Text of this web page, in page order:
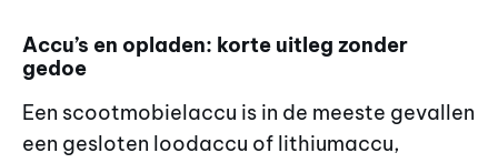
Accu’s en opladen: korte uitleg zonder
gedoe
Een scootmobielaccu is in de meeste gevallen
een gesloten loodaccu of lithiumaccu,